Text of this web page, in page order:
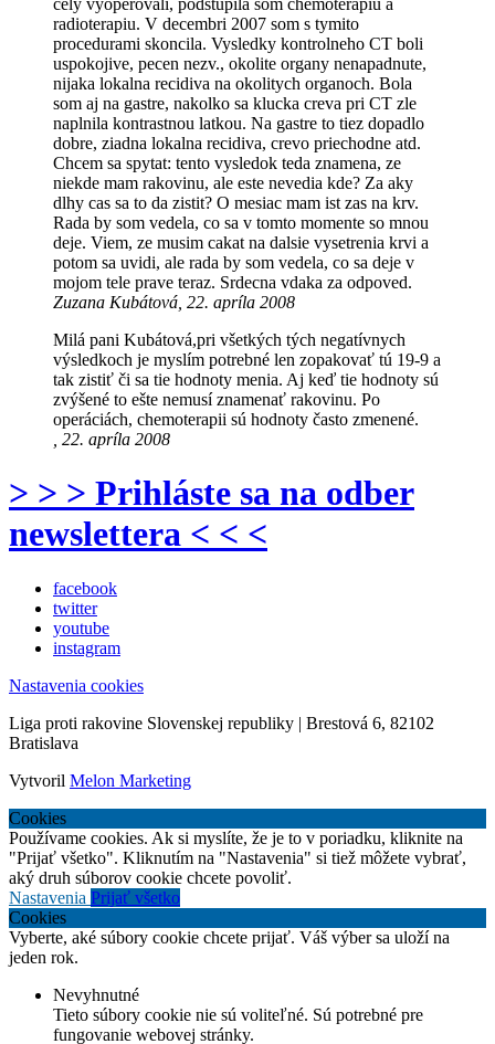
cely vyoperovali, podstupila som chemoterapiu a
radioterapiu. V decembri 2007 som s tymito
procedurami skoncila. Vysledky kontrolneho CT boli
uspokojive, pecen nezv., okolite organy nenapadnute,
nijaka lokalna recidiva na okolitych organoch. Bola
som aj na gastre, nakolko sa klucka creva pri CT zle
naplnila kontrastnou latkou. Na gastre to tiez dopadlo
dobre, ziadna lokalna recidiva, crevo priechodne atd.
Chcem sa spytat: tento vysledok teda znamena, ze
niekde mam rakovinu, ale este nevedia kde? Za aky
dlhy cas sa to da zistit? O mesiac mam ist zas na krv.
Rada by som vedela, co sa v tomto momente so mnou
deje. Viem, ze musim cakat na dalsie vysetrenia krvi a
potom sa uvidi, ale rada by som vedela, co sa deje v
mojom tele prave teraz. Srdecna vdaka za odpoved.
Zuzana Kubátová, 22. apríla 2008
Milá pani Kubátová,pri všetkých tých negatívnych
výsledkoch je myslím potrebné len zopakovať tú 19-9 a
tak zistiť či sa tie hodnoty menia. Aj keď tie hodnoty sú
zvýšené to ešte nemusí znamenať rakovinu. Po
operáciách, chemoterapii sú hodnoty často zmenené.
, 22. apríla 2008
> > > Prihláste sa na odber
newslettera < < <
facebook
twitter
youtube
instagram
Nastavenia cookies
Liga proti rakovine Slovenskej republiky | Brestová 6, 82102
Bratislava
Vytvoril Melon Marketing
Cookies
Používame cookies. Ak si myslíte, že je to v poriadku, kliknite na
"Prijať všetko". Kliknutím na "Nastavenia" si tiež môžete vybrať,
aký druh súborov cookie chcete povoliť.
Nastavenia Prijať všetko
Cookies
Vyberte, aké súbory cookie chcete prijať. Váš výber sa uloží na
jeden rok.
Nevyhnutné
Tieto súbory cookie nie sú voliteľné. Sú potrebné pre
fungovanie webovej stránky.